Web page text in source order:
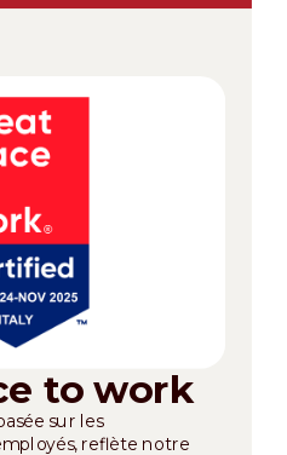
to work
sur les
reflète notre